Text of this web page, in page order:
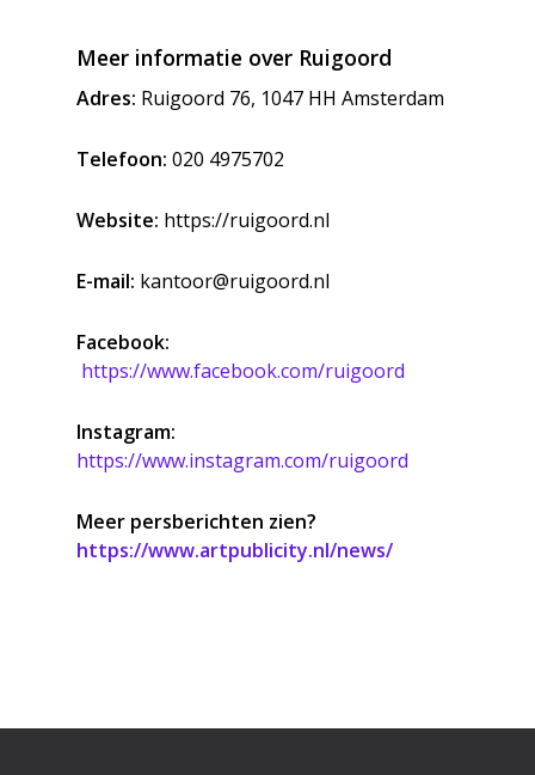
Meer informatie over Ruigoord
Adres: Ruigoord 76, 1047 HH Amsterdam
Telefoon: 020 4975702
Website: https://ruigoord.nl
E-mail: kantoor@ruigoord.nl
Facebook:
https://www.facebook.com/ruigoord
Instagram:
https://www.instagram.com/ruigoord
Meer persberichten zien?
https://www.artpublicity.nl/news/